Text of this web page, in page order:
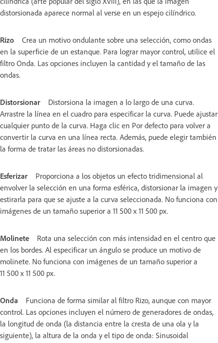
distorsionada aparece normal al verse en un espejo cilíndrico.
Rizo
Crea un motivo ondulante sobre una selección, como ondas
en la superficie de un estanque. Para lograr mayor control, utilice el
filtro Onda. Las opciones incluyen la cantidad y el tamaño de las
ondas.
Distorsionar
Distorsiona la imagen a lo largo de una curva.
Arrastre la línea en el cuadro para especificar la curva. Puede ajustar
cualquier punto de la curva. Haga clic en Por defecto para volver a
convertir la curva en una línea recta. Además, puede elegir también
la forma de tratar las áreas no distorsionadas.
Esferizar
Proporciona a los objetos un efecto tridimensional al
envolver la selección en una forma esférica, distorsionar la imagen y
estirarla para que se ajuste a la curva seleccionada. No funciona con
imágenes de un tamaño superior a 11 500 x 11 500 px.
Molinete
Rota una selección con más intensidad en el centro que
en los bordes. Al especificar un ángulo se produce un motivo de
molinete. No funciona con imágenes de un tamaño superior a
11 500 x 11 500 px.
Onda
Funciona de forma similar al filtro Rizo, aunque con mayor
control. Las opciones incluyen el número de generadores de ondas,
la longitud de onda (la distancia entre la cresta de una ola y la
siguiente), la altura de la onda y el tipo de onda: Sinusoidal